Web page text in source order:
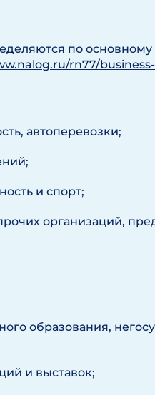
по
rn77/
автоперевозки;
и спорт;
организаций,
образования,
и выставок;